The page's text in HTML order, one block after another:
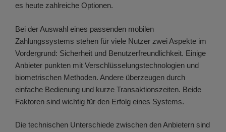
es heute zahlreiche Optionen.
Bei der Auswahl eines passenden mobilen
Zahlungssystems stehen für viele Nutzer zwei Aspekte im
Vordergrund: Sicherheit und Benutzerfreundlichkeit. Einige
Anbieter punkten mit Verschlüsselungstechnologien und
biometrischen Methoden. Andere überzeugen durch
einfache Bedienung und kurze Transaktionszeiten. Beide
Faktoren sind wichtig für den Erfolg eines Systems.
Die technischen Unterschiede zwischen den Anbietern sind